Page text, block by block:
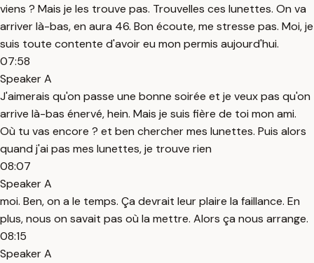
viens ? Mais je les trouve pas. Trouvelles ces lunettes. On va
arriver là-bas, en aura 46. Bon écoute, me stresse pas. Moi, je
suis toute contente d'avoir eu mon permis aujourd'hui.
07:58
Speaker A
J'aimerais qu'on passe une bonne soirée et je veux pas qu'on
arrive là-bas énervé, hein. Mais je suis fière de toi mon ami.
Où tu vas encore ? et ben chercher mes lunettes. Puis alors
quand j'ai pas mes lunettes, je trouve rien
08:07
Speaker A
moi. Ben, on a le temps. Ça devrait leur plaire la faillance. En
plus, nous on savait pas où la mettre. Alors ça nous arrange.
08:15
Speaker A